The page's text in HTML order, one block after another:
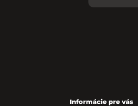
Informácie pre vás